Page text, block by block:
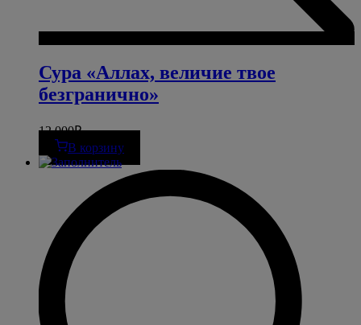
Сура «Аллах, величие твое
безгранично»
12 000₽
В корзину